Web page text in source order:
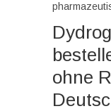
ohne